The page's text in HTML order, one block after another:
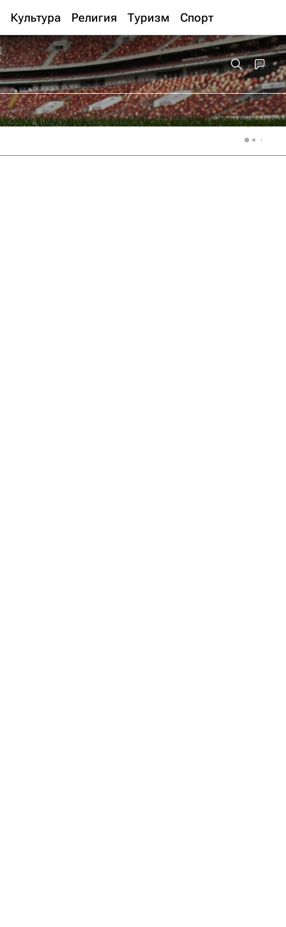
Культура Религия Туризм Спорт